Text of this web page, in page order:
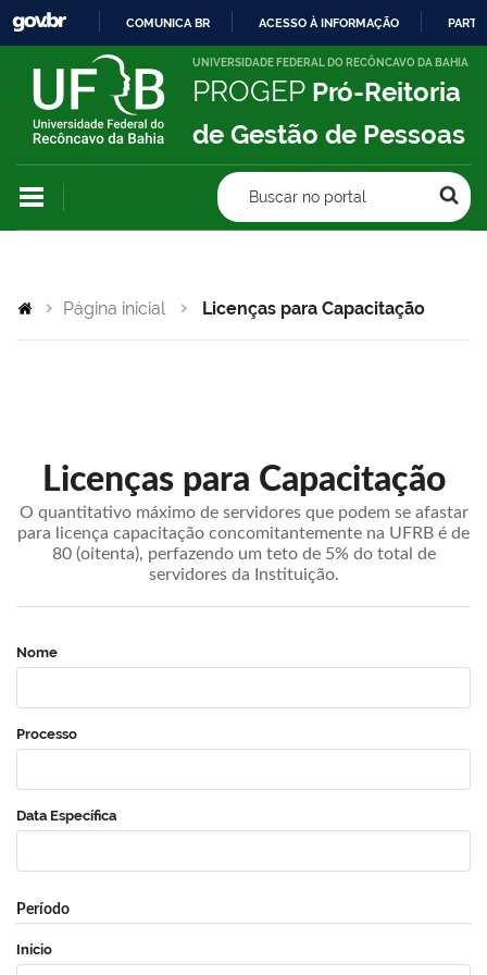
IR
PARA
CONTEÚDO
COMUNICA BR ACESSO À INFORMAÇÃO
UNIVERSIDADE FEDERAL DO RECÔNCAVO DA BAHIA
PROGEP Pró-Reitoria
de Gestão de Pessoas
Buscar no portal
Página inicial Licenças para Capacitação
Licenças para Capacitação
O quantitativo máximo de servidores que podem se afastar
para licença capacitação concomitantemente na UFRB é de
80 (oitenta), perfazendo um teto de 5% do total de
servidores da Instituição.
Nome
Processo
Data Específica
Período
Início